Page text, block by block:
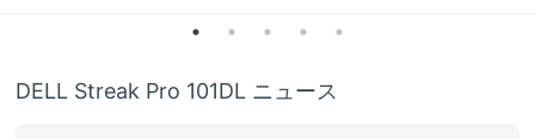
DELL Streak Pro 101DL ニュース